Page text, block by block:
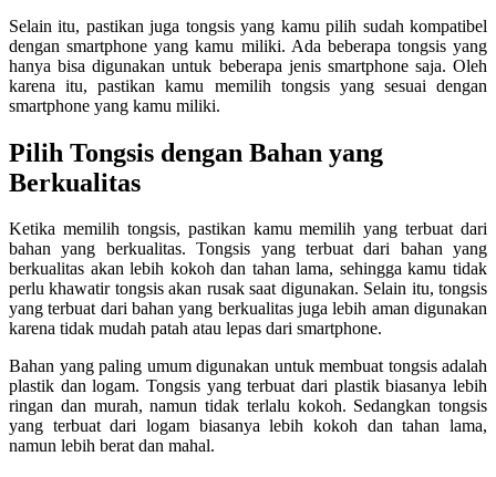
Selain itu, pastikan juga tongsis yang kamu pilih sudah kompatibel
dengan smartphone yang kamu miliki. Ada beberapa tongsis yang
hanya bisa digunakan untuk beberapa jenis smartphone saja. Oleh
karena itu, pastikan kamu memilih tongsis yang sesuai dengan
smartphone yang kamu miliki.
Pilih Tongsis dengan Bahan yang
Berkualitas
Ketika memilih tongsis, pastikan kamu memilih yang terbuat dari
bahan yang berkualitas. Tongsis yang terbuat dari bahan yang
berkualitas akan lebih kokoh dan tahan lama, sehingga kamu tidak
perlu khawatir tongsis akan rusak saat digunakan. Selain itu, tongsis
yang terbuat dari bahan yang berkualitas juga lebih aman digunakan
karena tidak mudah patah atau lepas dari smartphone.
Bahan yang paling umum digunakan untuk membuat tongsis adalah
plastik dan logam. Tongsis yang terbuat dari plastik biasanya lebih
ringan dan murah, namun tidak terlalu kokoh. Sedangkan tongsis
yang terbuat dari logam biasanya lebih kokoh dan tahan lama,
namun lebih berat dan mahal.